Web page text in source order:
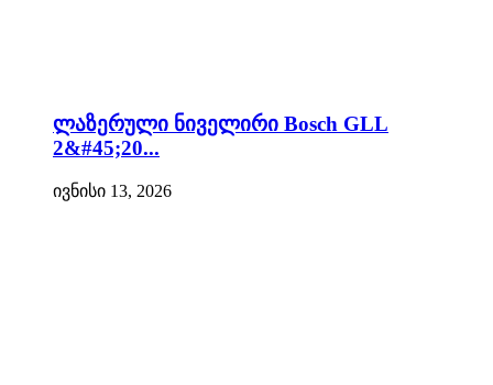
ლაზერული ნიველირი Bosch GLL
2&#45;20...
ივნისი 13, 2026